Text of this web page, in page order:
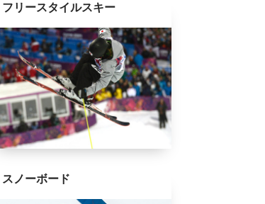
フリースタイルスキー
スノーボード